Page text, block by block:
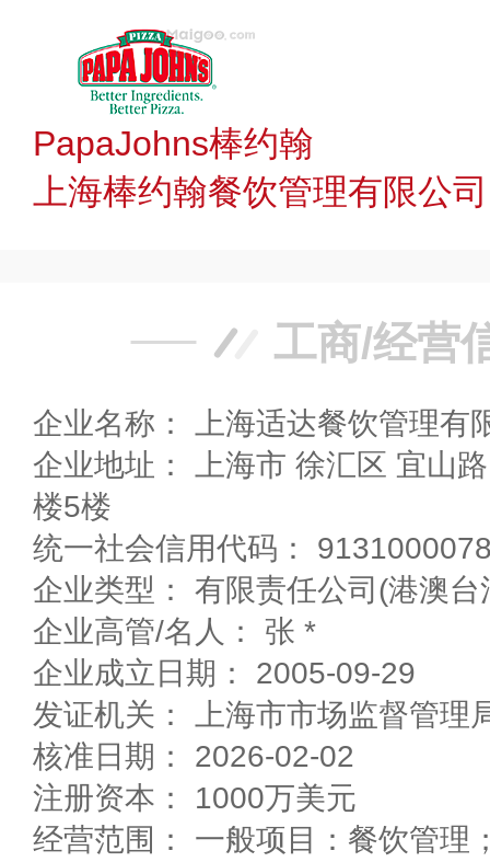
PapaJohns棒约翰
上海棒约翰餐饮管理有限公司
工商/经营
企业名称： 上海适达餐饮管理有
企业地址： 上海市 徐汇区 宜山路1388号民润大厦4号
楼5楼
统一社会信用代码：
企业类型： 有限责任公司(港澳台
企业高管/名人： 张 *
企业成立日期： 2005-09-29
发证机关： 上海市市场监督管理
核准日期： 2026-02-02
注册资本： 1000万美元
经营范围： 一般项目：餐饮管理